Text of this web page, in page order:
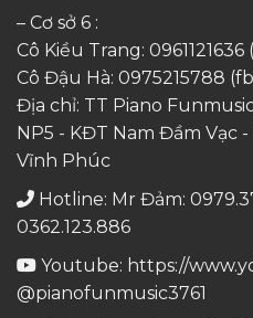
– Cơ sở 6 :
Cô Kiều Trang: 0961121636
Cô Đậu Hà: 0975215788
Địa chỉ: TT Piano
NP5 - KĐT Nam Đầm Vạc
Vĩnh Phúc
Hotline: Mr Đảm:
0362.123.886
Youtube: https://
@pianofunmusic3761